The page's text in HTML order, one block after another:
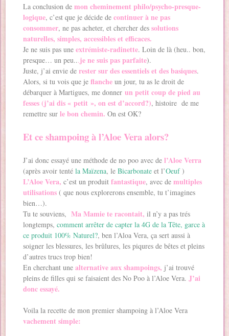
La conclusion de mon cheminement philo/psycho-presque-
logique, c’est que je décide de continuer à ne pas
consommer, ne pas acheter, et chercher dessolutions
naturelles, simples, accessibles et efficaces.
Je ne suis pas uneextrémiste-radinette. Loin de là (heu.. bon,
presque… un peu...je ne suis pas parfaite).
Juste, j’ai envie de rester sur des essentiels et des basiques.
Alors, si tu vois que je flanche un jour, tu as le droit de
débarquer à Martigues, me donnerun petit coup de pied au
fesses (j’ai dis « petit », on est d’accord?), histoire de me
remettre surle bon chemin. On est OK?
Et ce shampoing à l’Aloe Vera alors?
J’ai donc essayé une méthode de no poo avec de l’Aloe Verra
(après avoir tentéla Maïzena, leBicarbonate et l’Oeuf)
L’Aloe Vera, c’est un produitfantastique, avec demultiples
utilisations ( que nous explorerons ensemble, tu t’imagines
bien…).
Tu te souviens,Ma Mamie te racontait, il n’y a pas trés
longtemps, comment arrêter de capter la 4G de la Tête, garce à
ce produit 100% Naturel?, ben l’Aloa Vera, ça sert aussi à
soigner les blessures, les brûlures, les piqures de bêtes et pleins
d’autres trucs trop bien!
En cherchant unealternative aux shampoings, j’ai trouvé
pleins de filles qui se faisaient des No Poo à l’Aloe Vera.J’ai
donc essayé.
Voila la recette de mon premier shampoing à l’Aloe Vera
vachement simple: